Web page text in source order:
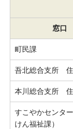
窓口
町民課
吾北総合支所
本川総合支所
すこやかセンタ
けん福祉課）